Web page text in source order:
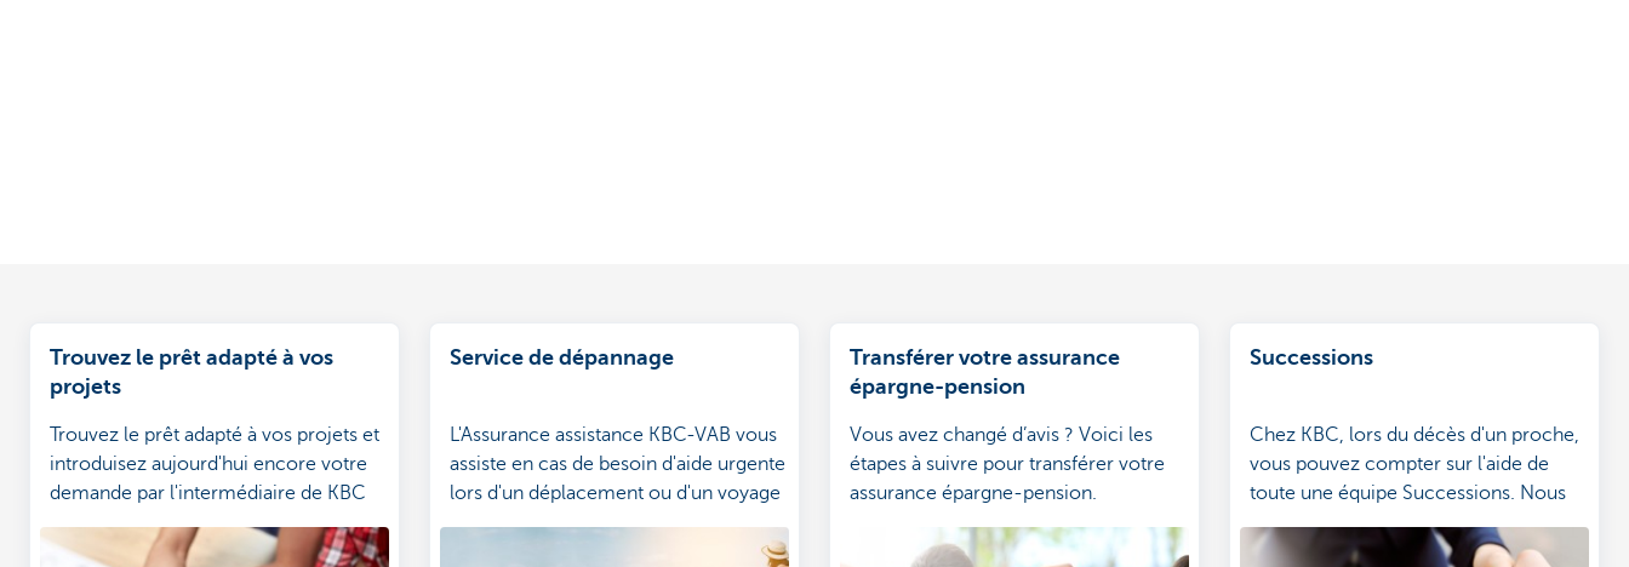
Trouvez le prêt adapté à vos
projets
Trouvez le prêt adapté à vos projets et
introduisez aujourd'hui encore votre
demande par l'intermédiaire de KBC
Service de dépannage
L'Assurance assistance KBC-VAB vous
assiste en cas de besoin d'aide urgente
lors d'un déplacement ou d'un voyage
Transférer votre assurance
épargne-pension
Vous avez changé d’avis ? Voici les
étapes à suivre pour transférer votre
assurance épargne-pension.
Successions
Chez KBC, lors du décès d'un proche,
vous pouvez compter sur l'aide de
toute une équipe Successions. Nous
bancaires et d'assurances soient